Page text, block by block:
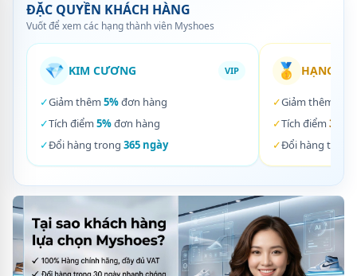
ĐẶC QUYỀN KHÁCH HÀNG
Vuốt để xem các hạng thành viên Myshoes
💎 KIM CƯƠNG VIP
✓Giảm thêm 5%đơn hàng
✓Tích điểm 5%đơn hàng
✓Đổi hàng trong 365 ngày
🥇 HẠNG
✓Giảm thêm
✓Tích điểm 3%
✓Đổi hàng trong